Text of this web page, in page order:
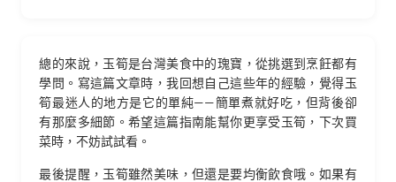
總的來說，玉筍是台灣美食中的瑰寶，從挑選到烹飪都有
學問。寫這篇文章時，我回想自己這些年的經驗，覺得玉
筍最迷人的地方是它的單純——簡單煮就好吃，但背後卻
有那麼多細節。希望這篇指南能幫你更享受玉筍，下次買
菜時，不妨試試看。
最後提醒，玉筍雖然美味，但還是要均衡飲食哦。如果有